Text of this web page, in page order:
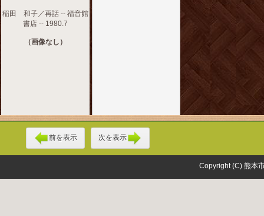
稲田 和子／再話 -- 福音館
書店 -- 1980.7
（画像なし）
前を表示 次を表示
Copyright (C) 熊本